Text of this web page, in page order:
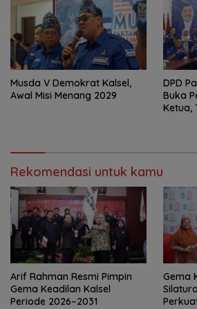
Musda V Demokrat Kalsel,
Awal Misi Menang 2029
DPD
Buka
Ketua,
Rekomendasi untuk kamu
Arif Rahman Resmi Pimpin
Gema Keadilan Kalsel
Periode 2026–2031
‎Gema